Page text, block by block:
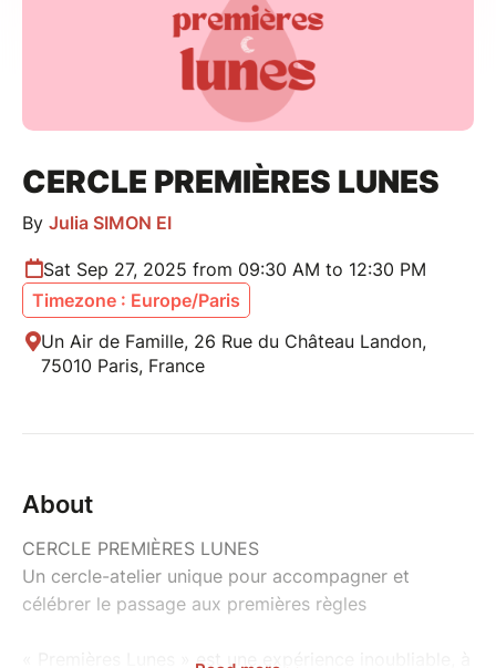
CERCLE PREMIÈRES LUNES
By Julia SIMON EI
Sat Sep 27, 2025 from 09:30 AM to 12:30 PM
Timezone : Europe/Paris
Un Air de Famille, 26 Rue du Château Landon,
75010 Paris, France
About
CERCLE PREMIÈRES LUNES
Un cercle-atelier unique pour accompagner et
célébrer le passage aux premières règles
« Premières Lunes » est une expérience inoubliable, à